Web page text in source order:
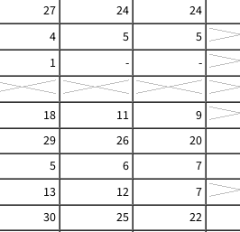
27 24
24
4 5
5
1 -
-
18 11
9
29 26
20
5 6
7
13 12
7
30 25
22